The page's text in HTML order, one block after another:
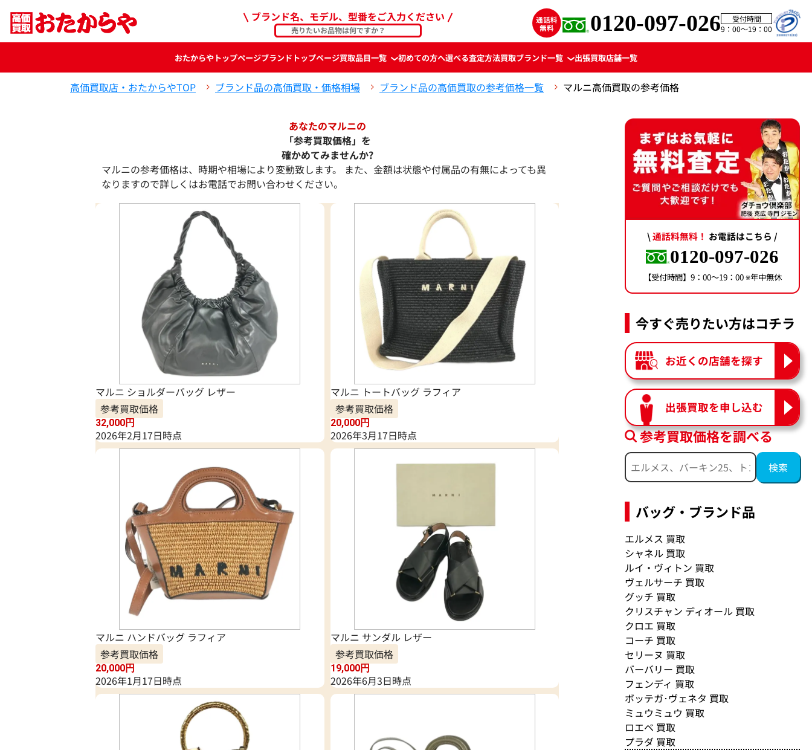
ブランド名、モデル、型番をご入力ください 0120-097-026
受付時間
9：00〜19：00
おたからやトップページブランド トップページ買取品目一覧 初めての方へ選べる査定方法買取ブランド一覧 出張買取店舗一覧
高価買取店・おたからやTOP ブランド品の高価買取・価格相場 ブランド品の高価買取の参考価格一覧 マルニ高価買取の参考価格
あなたのマルニの
「参考買取価格」を
確かめてみませんか?
マルニの参考価格は、時期や相場により変動致します。 また、金額は状態や付属品の有無によっても異
なりますので詳しくはお電話でお問い合わせください。
マルニ ショルダーバッグ レザー
参考買取価格
32,000円
2026年2月17日時点
マルニ トートバッグ ラフィア
参考買取価格
20,000円
2026年3月17日時点
マルニ ハンドバッグ ラフィア
参考買取価格
20,000円
2026年1月17日時点
マルニ サンダル レザー
参考買取価格
19,000円
2026年6月3日時点
\通話料無料！ お電話はこちら /
0120-097-026
【受付時間】9：00〜19：00 ※年中無休
今すぐ売りたい方はコチラ
お近くの店舗を探す
出張買取を申し込む
参考買取価格を調べる
バッグ・ブランド品
エルメス 買取
シャネル 買取
ルイ・ヴィトン 買取
ヴェルサーチ 買取
グッチ 買取
クリスチャン ディオール 買取
クロエ 買取
コーチ 買取
セリーヌ 買取
バーバリー 買取
フェンディ 買取
ボッテガ･ヴェネタ 買取
ミュウミュウ 買取
ロエベ 買取
プラダ 買取